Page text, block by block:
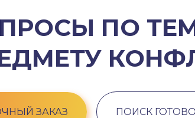
ПО
ЗАКАЗ ПОИСК